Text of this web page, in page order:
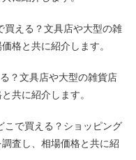
買える？文具店や大型の雑
格と共に紹介します。
？文具店や大型の雑貨店
共に紹介します。
こで買える？ショッピング
査し、相場価格と共に紹